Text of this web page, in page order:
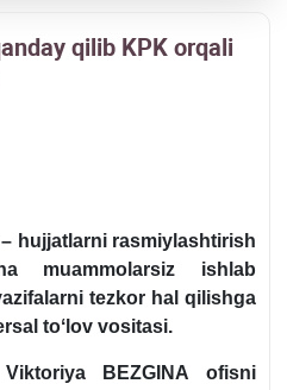
qilib KPK orqali
hujjatlarni rasmiylashtirish
muammolarsiz ishlab
tezkor hal qilishga
toʻlov vositasi.
Viktoriya BEZGINA ofisni